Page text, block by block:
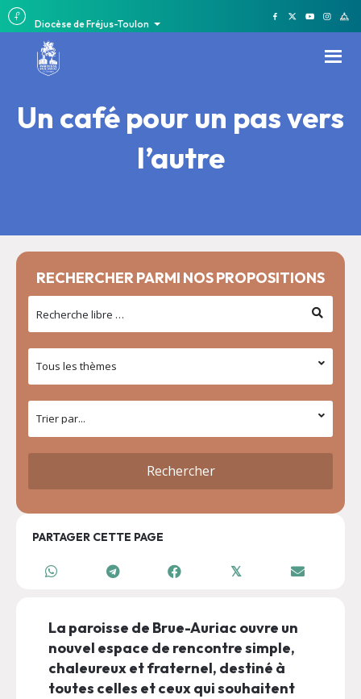
Diocèse de Fréjus-Toulon
Un café pour un pas vers
l’autre
RECHERCHER PARMI NOS PROPOSITIONS
PARTAGER CETTE PAGE
𝕏
La paroisse de Brue-Auriac ouvre un
nouvel espace de rencontre simple,
chaleureux et fraternel, destiné à
toutes celles et ceux qui souhaitent